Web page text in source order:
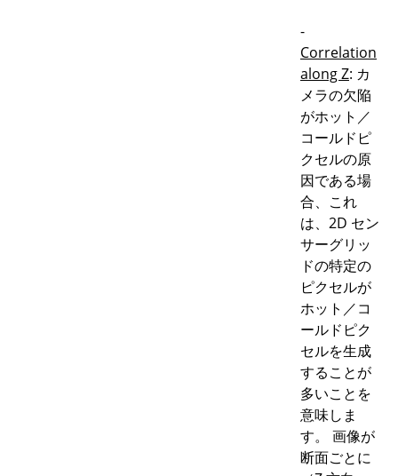
-
Correlation
along Z: カ
メラの欠陥
がホット／
コールドピ
クセルの原
因である場
合、これ
は、2D セン
サーグリッ
ドの特定の
ピクセルが
ホット／コ
ールドピク
セルを生成
することが
多いことを
意味しま
す。 画像が
断面ごとに